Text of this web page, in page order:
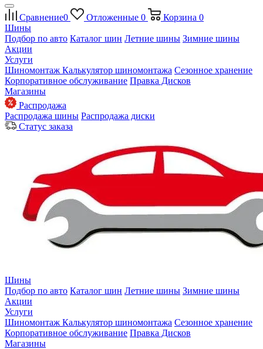
Сравнение0 Отложенные 0 Корзина 0
Шины
Подбор по авто Каталог шин Летние шины Зимние шины
Акции
Услуги
Шиномонтаж Калькулятор шиномонтажа Сезонное хранение
Корпоративное обслуживание Правка Дисков
Магазины
Распродажа
Распродажа шины Распродажа диски
Статус заказа
Шины
Подбор по авто Каталог шин Летние шины Зимние шины
Акции
Услуги
Шиномонтаж Калькулятор шиномонтажа Сезонное хранение
Корпоративное обслуживание Правка Дисков
Магазины